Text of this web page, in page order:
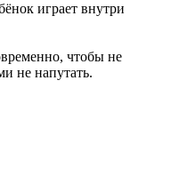
играет внутри
чтобы не
не напутать.